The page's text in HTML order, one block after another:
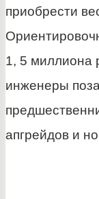
приобрести
1, 5 миллиона
инженеры
апгрейдов и